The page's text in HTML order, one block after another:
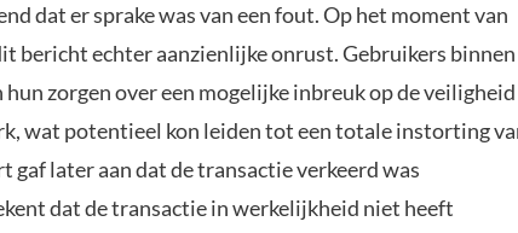
dat er sprake was van een fout. Op het moment van
bericht echter aanzienlijke onrust. Gebruikers binnen
zorgen over een mogelijke inbreuk op de veiligheid
wat potentieel kon leiden tot een totale instorting
gaf later aan dat de transactie verkeerd was
dat de transactie in werkelijkheid niet heeft